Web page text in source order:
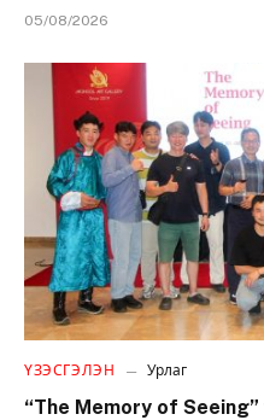
05/08/2026
ҮЗЭСГЭЛЭН Урлаг
“The Memory of Seeing”